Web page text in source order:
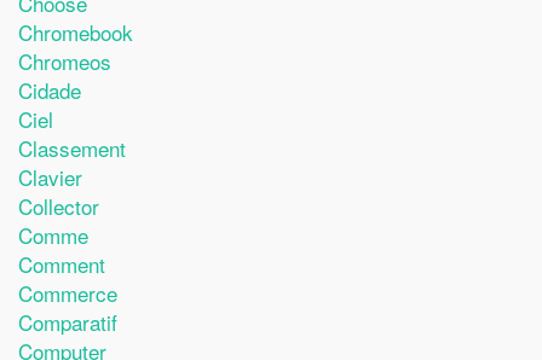
Chromebook
Chromeos
Cidade
Ciel
Classement
Clavier
Collector
Comme
Comment
Commerce
Comparatif
Computer